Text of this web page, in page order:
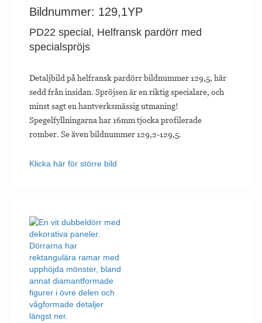
Bildnummer: 129,1YP
PD22 special, Helfransk pardörr med
specialspröjs
Detaljbild på helfransk pardörr bildnummer 129,5, här
sedd från insidan. Spröjsen är en riktig specialare, och
minst sagt en hantverksmässig utmaning!
Spegelfyllningarna har 16mm tjocka profilerade
romber. Se även bildnummer 129,2-129,5.
Klicka här för större bild